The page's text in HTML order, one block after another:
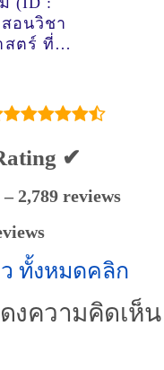
สอนวิชา
ตร์ ที่
✔
2,789 reviews
ทั้งหมดคลิก
งความคิดเห็น